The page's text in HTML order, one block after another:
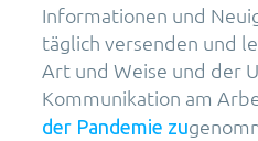
Informationen und
täglich versenden und
Art und Weise und der
Kommunikation am
der Pandemie zu